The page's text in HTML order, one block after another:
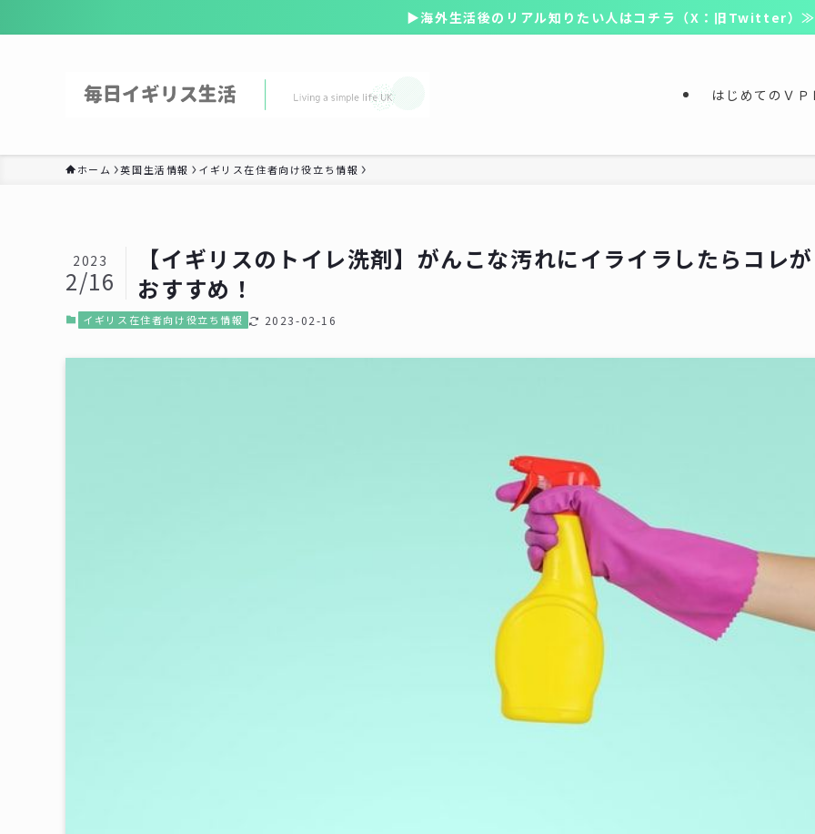
▶海外生活後のリアル知りたい人はコチラ（X：旧Twitter）≫
はじめてのＶＰ
ホーム 英国生活情報 イギリス在住者向け役立ち情報
【イギリスのトイレ洗剤】がんこな汚れにイライラしたらコレが
おすすめ！
2023
2/16
イギリス在住者向け役立ち情報 2023-02-16